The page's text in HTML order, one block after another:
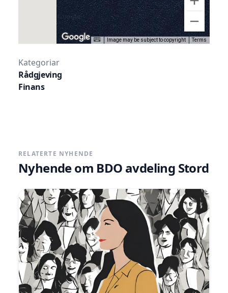
Image may be subject to copyright Terms
Facebook
Kategoriar
Rådgjeving
Finans
RELATERTE NYHENDE
Nyhende om BDO avdeling Stord